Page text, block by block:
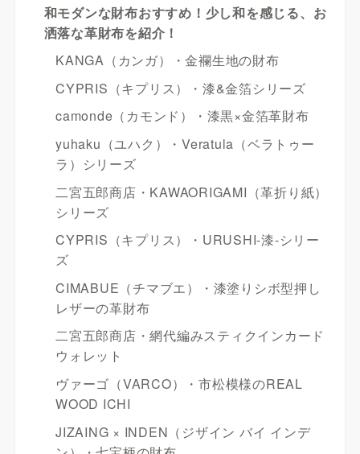
和モダンな財布おすすめ！少し和を感じる、お
洒落な革財布を紹介！
KANGA（カンガ）・金襴生地の財布
CYPRIS（キプリス）・漆&金箔シリーズ
camonde（カモンド）・漆黒×金箔革財布
yuhaku（ユハク）・Veratula（ベラトゥー
ラ）シリーズ
二宮五郎商店・KAWAORIGAMI（革折り紙）
シリーズ
CYPRIS（キプリス）・URUSHI-漆-シリー
ズ
CIMABUE（チマブエ）・漆塗りシボ型押し
レザーの革財布
二宮五郎商店・網代編みスティクインカード
ウォレット
ヴァーゴ（VARCO）・市松模様のREAL
WOOD ICHI
JIZAING × INDEN（ジザイン バイ インデ